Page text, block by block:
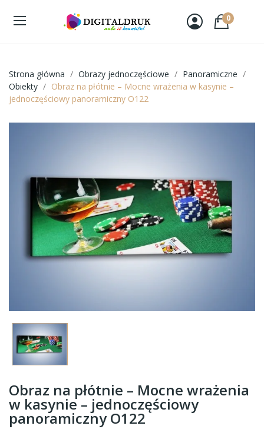
0
Strona główna Obrazy jednoczęściowe
Panoramiczne
Obiekty
Obraz na płótnie – Mocne wrażenia w kasynie –
jednoczęściowy panoramiczny O122
Obraz na płótnie – Mocne wrażenia
w kasynie – jednoczęściowy
panoramiczny O122